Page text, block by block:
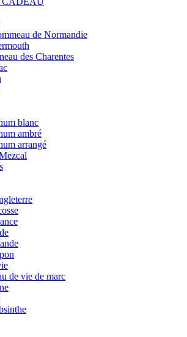
de Normandie
des Charentes
blanc
ambré
arrangé
de vie de marc